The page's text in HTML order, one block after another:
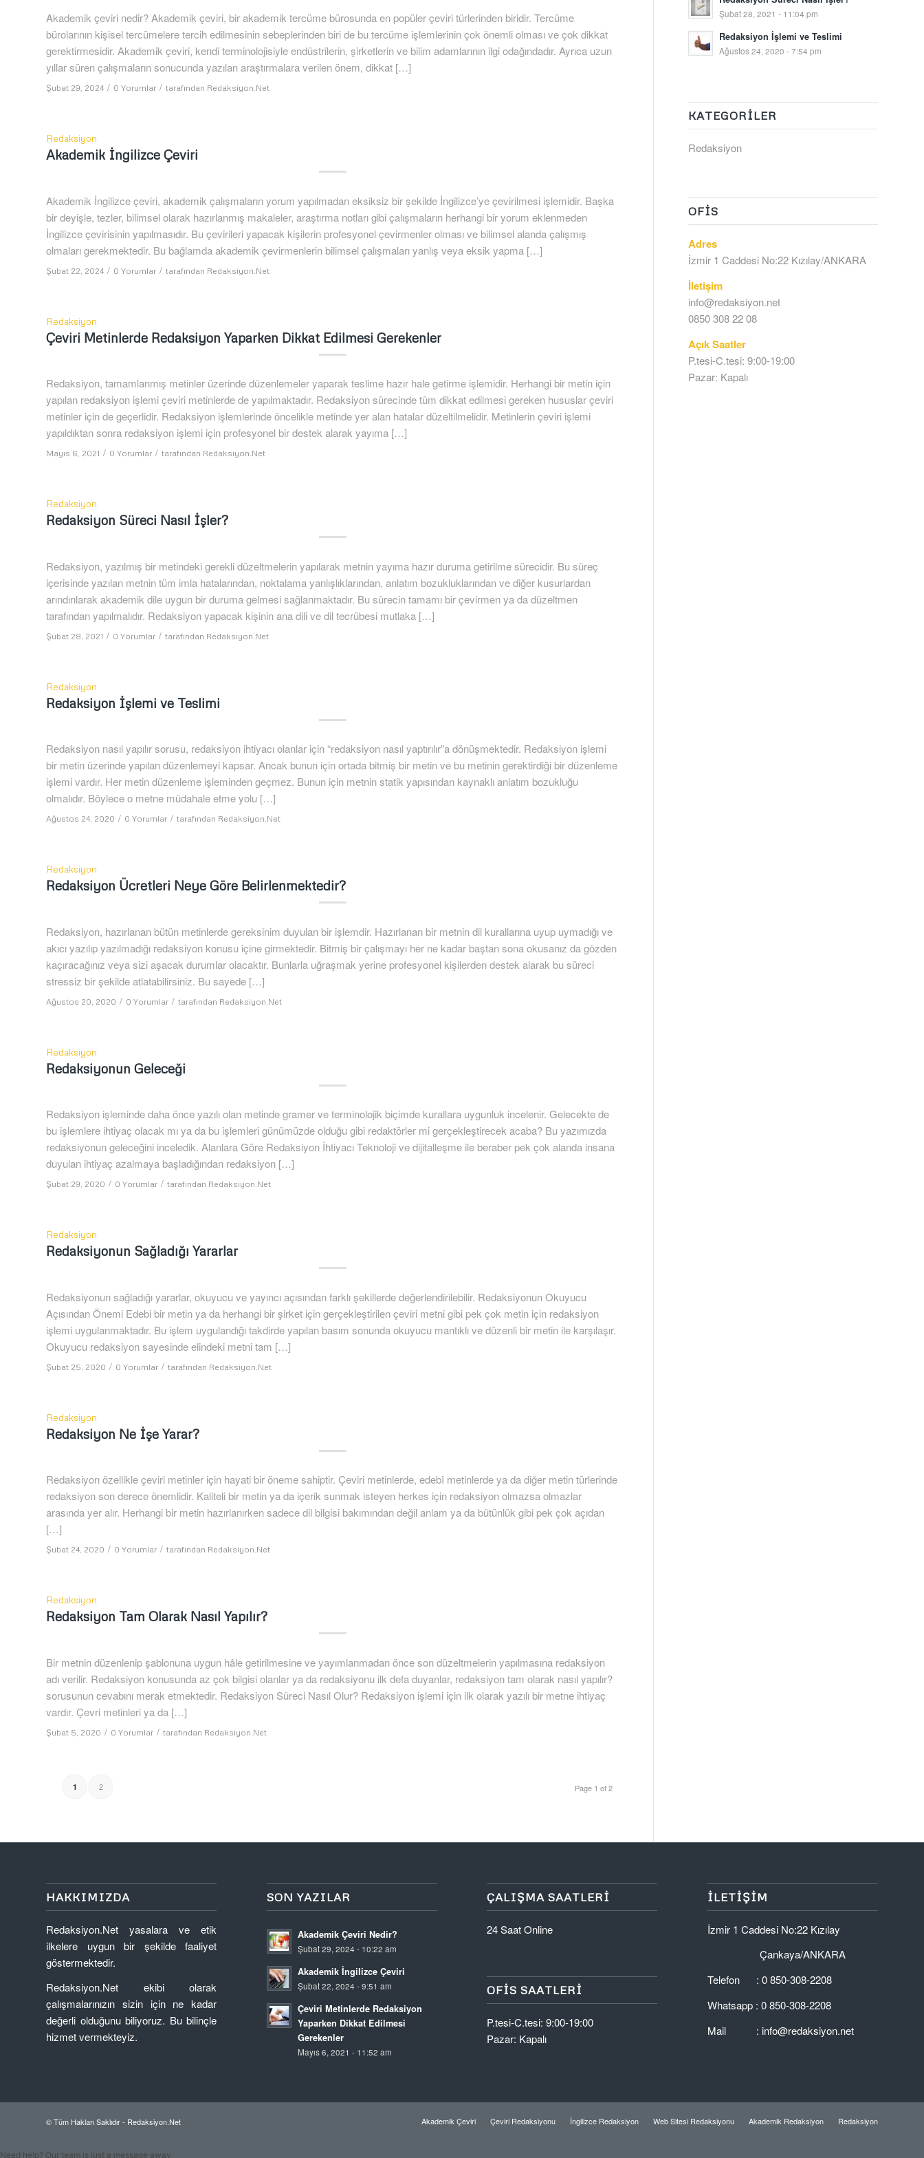
Akademik çeviri nedir? Akademik çeviri, bir akademik tercüme bürosunda en popüler çeviri türlerinden biridir. Tercüme
bürolarının kişisel tercümelere tercih edilmesinin sebeplerinden biri de bu tercüme işlemlerinin çok önemli olması ve çok dikkat
gerektirmesidir. Akademik çeviri, kendi terminolojisiyle endüstrilerin, şirketlerin ve bilim adamlarının ilgi odağındadır. Ayrıca uzun
yıllar süren çalışmaların sonucunda yazılan araştırmalara verilen önem, dikkat […]
Şubat 29, 2024 / 0 Yorumlar / tarafından Redaksiyon.Net
Redaksiyon
Akademik İngilizce Çeviri
Akademik İngilizce çeviri, akademik çalışmaların yorum yapılmadan eksiksiz bir şekilde İngilizce’ye çevirilmesi işlemidir. Başka
bir deyişle, tezler, bilimsel olarak hazırlanmış makaleler, araştırma notları gibi çalışmaların herhangi bir yorum eklenmeden
İngilizce çevirisinin yapılmasıdır. Bu çevirileri yapacak kişilerin profesyonel çevirmenler olması ve bilimsel alanda çalışmış
olmaları gerekmektedir. Bu bağlamda akademik çevirmenlerin bilimsel çalışmaları yanlış veya eksik yapma […]
Şubat 22, 2024 / 0 Yorumlar / tarafından Redaksiyon.Net
Redaksiyon
Çeviri Metinlerde Redaksiyon Yaparken Dikkat Edilmesi Gerekenler
Redaksiyon, tamamlanmış metinler üzerinde düzenlemeler yaparak teslime hazır hale getirme işlemidir. Herhangi bir metin için
yapılan redaksiyon işlemi çeviri metinlerde de yapılmaktadır. Redaksiyon sürecinde tüm dikkat edilmesi gereken hususlar çeviri
metinler için de geçerlidir. Redaksiyon işlemlerinde öncelikle metinde yer alan hatalar düzeltilmelidir. Metinlerin çeviri işlemi
yapıldıktan sonra redaksiyon işlemi için profesyonel bir destek alarak yayıma […]
Mayıs 6, 2021 / 0 Yorumlar / tarafından Redaksiyon.Net
Redaksiyon
Redaksiyon Süreci Nasıl İşler?
Redaksiyon, yazılmış bir metindeki gerekli düzeltmelerin yapılarak metnin yayıma hazır duruma getirilme sürecidir. Bu süreç
içerisinde yazılan metnin tüm imla hatalarından, noktalama yanlışlıklarından, anlatım bozukluklarından ve diğer kusurlardan
arındırılarak akademik dile uygun bir duruma gelmesi sağlanmaktadır. Bu sürecin tamamı bir çevirmen ya da düzeltmen
tarafından yapılmalıdır. Redaksiyon yapacak kişinin ana dili ve dil tecrübesi mutlaka […]
Şubat 28, 2021 / 0 Yorumlar / tarafından Redaksiyon.Net
Redaksiyon
Redaksiyon İşlemi ve Teslimi
Redaksiyon nasıl yapılır sorusu, redaksiyon ihtiyacı olanlar için “redaksiyon nasıl yaptırılır”a dönüşmektedir. Redaksiyon işlemi
bir metin üzerinde yapılan düzenlemeyi kapsar. Ancak bunun için ortada bitmiş bir metin ve bu metinin gerektirdiği bir düzenleme
işlemi vardır. Her metin düzenleme işleminden geçmez. Bunun için metnin statik yapısından kaynaklı anlatım bozukluğu
olmalıdır. Böylece o metne müdahale etme yolu […]
Ağustos 24, 2020 / 0 Yorumlar / tarafından Redaksiyon.Net
Redaksiyon
Redaksiyon Ücretleri Neye Göre Belirlenmektedir?
Redaksiyon, hazırlanan bütün metinlerde gereksinim duyulan bir işlemdir. Hazırlanan bir metnin dil kurallarına uyup uymadığı ve
akıcı yazılıp yazılmadığı redaksiyon konusu içine girmektedir. Bitmiş bir çalışmayı her ne kadar baştan sona okusanız da gözden
kaçıracağınız veya sizi aşacak durumlar olacaktır. Bunlarla uğraşmak yerine profesyonel kişilerden destek alarak bu süreci
stressiz bir şekilde atlatabilirsiniz. Bu sayede […]
Ağustos 20, 2020 / 0 Yorumlar / tarafından Redaksiyon.Net
Redaksiyon
Redaksiyonun Geleceği
Redaksiyon işleminde daha önce yazılı olan metinde gramer ve terminolojik biçimde kurallara uygunluk incelenir. Gelecekte de
bu işlemlere ihtiyaç olacak mı ya da bu işlemleri günümüzde olduğu gibi redaktörler mi gerçekleştirecek acaba? Bu yazımızda
redaksiyonun geleceğini inceledik. Alanlara Göre Redaksiyon İhtiyacı Teknoloji ve dijitalleşme ile beraber pek çok alanda insana
duyulan ihtiyaç azalmaya başladığından redaksiyon […]
Şubat 29, 2020 / 0 Yorumlar / tarafından Redaksiyon.Net
Redaksiyon
Redaksiyonun Sağladığı Yararlar
Redaksiyonun sağladığı yararlar, okuyucu ve yayıncı açısından farklı şekillerde değerlendirilebilir. Redaksiyonun Okuyucu
Açısından Önemi Edebi bir metin ya da herhangi bir şirket için gerçekleştirilen çeviri metni gibi pek çok metin için redaksiyon
işlemi uygulanmaktadır. Bu işlem uygulandığı takdirde yapılan basım sonunda okuyucu mantıklı ve düzenli bir metin ile karşılaşır.
Okuyucu redaksiyon sayesinde elindeki metni tam […]
Şubat 25, 2020 / 0 Yorumlar / tarafından Redaksiyon.Net
Redaksiyon
Redaksiyon Ne İşe Yarar?
Redaksiyon özellikle çeviri metinler için hayati bir öneme sahiptir. Çeviri metinlerde, edebî metinlerde ya da diğer metin türlerinde
redaksiyon son derece önemlidir. Kaliteli bir metin ya da içerik sunmak isteyen herkes için redaksiyon olmazsa olmazlar
arasında yer alır. Herhangi bir metin hazırlanırken sadece dil bilgisi bakımından değil anlam ya da bütünlük gibi pek çok açıdan
[…]
Şubat 24, 2020 / 0 Yorumlar / tarafından Redaksiyon.Net
Redaksiyon
Redaksiyon Tam Olarak Nasıl Yapılır?
Bir metnin düzenlenip şablonuna uygun hâle getirilmesine ve yayımlanmadan önce son düzeltmelerin yapılmasına redaksiyon
adı verilir. Redaksiyon konusunda az çok bilgisi olanlar ya da redaksiyonu ilk defa duyanlar, redaksiyon tam olarak nasıl yapılır?
sorusunun cevabını merak etmektedir. Redaksiyon Süreci Nasıl Olur? Redaksiyon işlemi için ilk olarak yazılı bir metne ihtiyaç
vardır. Çevri metinleri ya da […]
Şubat 5, 2020 / 0 Yorumlar / tarafından Redaksiyon.Net
Page 1 of 2
1 2
Şubat 28, 2021 - 11:04 pm
Redaksiyon İşlemi ve Teslimi
Ağustos 24, 2020 - 7:54 pm
KATEGORILER
Redaksiyon
OFIS
Adres
İzmir 1 Caddesi No:22 Kızılay/ANKARA
İletişim
info@redaksiyon.net
0850 308 22 08
Açık Saatler
P.tesi-C.tesi: 9:00-19:00
Pazar: Kapalı
HAKKIMIZDA
Redaksiyon.Net yasalara ve etik
ilkelere uygun bir şekilde faaliyet
göstermektedir.
Redaksiyon.Net ekibi olarak
çalışmalarınızın sizin için ne kadar
değerli olduğunu biliyoruz. Bu bilinçle
hizmet vermekteyiz.
SON YAZILAR
Akademik Çeviri Nedir?
Şubat 29, 2024 - 10:22 am
Akademik İngilizce Çeviri
Şubat 22, 2024 - 9:51 am
Çeviri Metinlerde Redaksiyon
Yaparken Dikkat Edilmesi
Gerekenler
Mayıs 6, 2021 - 11:52 am
ÇALIŞMA SAATLERI
24 Saat Online
OFIS SAATLERI
P.tesi-C.tesi: 9:00-19:00
Pazar: Kapalı
İLETİŞİM
İzmir 1 Caddesi No:22 Kızılay
Çankaya/ANKARA
Telefon : 0 850-308-2208
Whatsapp : 0 850-308-2208
Mail : info@redaksiyon.net
© Tüm Hakları Saklıdır - Redaksiyon.Net Akademik Çeviri Çeviri Redaksiyonu İngilizce Redaksiyon Web Sitesi Redaksiyonu Akademik Redaksiyon Redaksiyon
Need help? Our team is just a message away